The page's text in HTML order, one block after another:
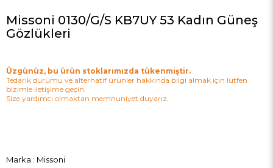
Missoni 0130/G/S KB7UY 53 Kadın Güneş
Gözlükleri
Üzgünüz, bu ürün stoklarımızda tükenmiştir.
Tedarik durumu ve alternatif ürünler hakkında bilgi almak için lütfen
bizimle iletişime geçin.
Size yardımcı olmaktan memnuniyet duyarız.
Marka : Missoni